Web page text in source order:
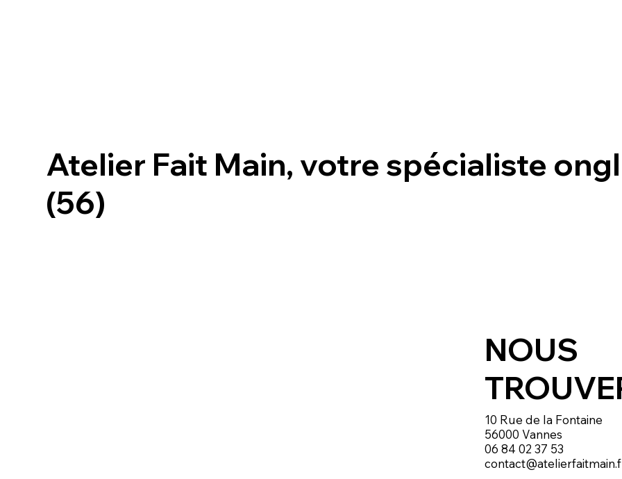
Atelier Fait Main, votre spécialiste
(56)
NOUS
10 Rue de la Fontaine
56000 Vannes
06 84 02 37 53